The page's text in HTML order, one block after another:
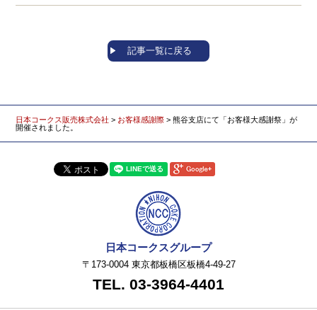
記事一覧に戻る
日本コークス販売株式会社 > お客様感謝際 >熊谷支店にて「お客様大感謝祭」が
開催されました。
日本コークスグループ
〒173-0004 東京都板橋区板橋4-49-27
TEL. 03-3964-4401